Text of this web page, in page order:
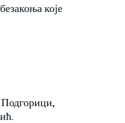
које